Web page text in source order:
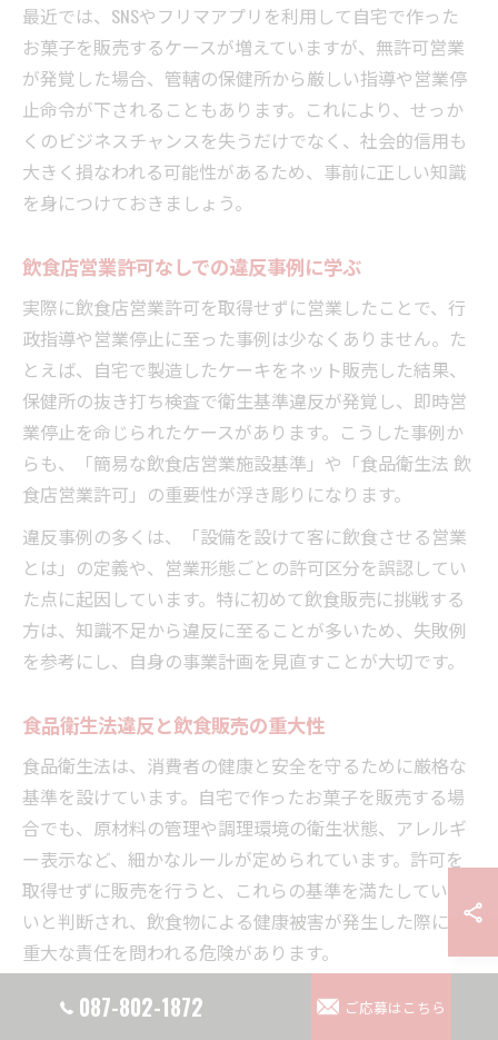
最近では、SNSやフリマアプリを利用して自宅で作った
お菓子を販売するケースが増えていますが、無許可営業
が発覚した場合、管轄の保健所から厳しい指導や営業停
止命令が下されることもあります。これにより、せっか
くのビジネスチャンスを失うだけでなく、社会的信用も
大きく損なわれる可能性があるため、事前に正しい知識
を身につけておきましょう。
飲食店営業許可なしでの違反事例に学ぶ
実際に飲食店営業許可を取得せずに営業したことで、行
政指導や営業停止に至った事例は少なくありません。た
とえば、自宅で製造したケーキをネット販売した結果、
保健所の抜き打ち検査で衛生基準違反が発覚し、即時営
業停止を命じられたケースがあります。こうした事例か
らも、「簡易な飲食店営業施設基準」や「食品衛生法 飲
食店営業許可」の重要性が浮き彫りになります。
違反事例の多くは、「設備を設けて客に飲食させる営業
とは」の定義や、営業形態ごとの許可区分を誤認してい
た点に起因しています。特に初めて飲食販売に挑戦する
方は、知識不足から違反に至ることが多いため、失敗例
を参考にし、自身の事業計画を見直すことが大切です。
食品衛生法違反と飲食販売の重大性
食品衛生法は、消費者の健康と安全を守るために厳格な
基準を設けています。自宅で作ったお菓子を販売する場
合でも、原材料の管理や調理環境の衛生状態、アレルギ
ー表示など、細かなルールが定められています。許可を
取得せずに販売を行うと、これらの基準を満たしていな
いと判断され、飲食物による健康被害が発生した際には
重大な責任を問われる危険があります。
実際に無許可で販売されたお菓子による食中毒事故が発
生し、販売者が損害賠償や刑事責任を負った事例も報告
087-802-1872 ご応募はこちら